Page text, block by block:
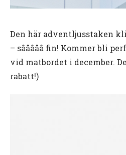
Den här adventljusstaken
– sååååå fin! Kommer bli
vid matbordet i december.
rabatt!)